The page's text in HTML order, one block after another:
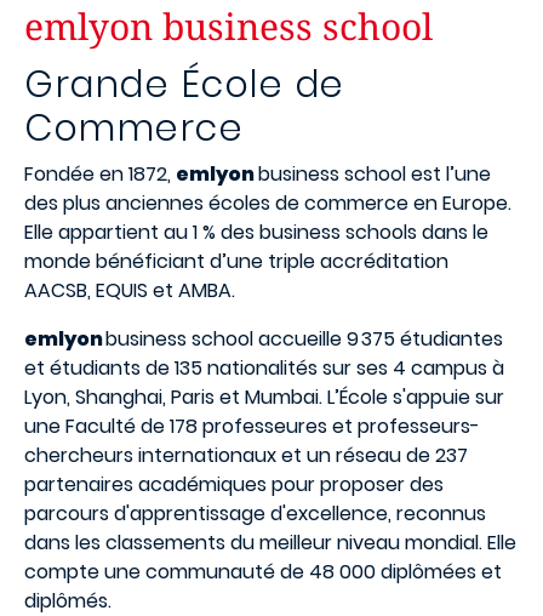
emlyon business school
Grande École de
Commerce
Fondée en 1872, emlyonbusiness school est l’une
des plus anciennes écoles de commerce en Europe.
Elle appartient au 1 % des business schools dans le
monde bénéficiant d’une triple accréditation
AACSB, EQUIS et AMBA.
emlyonbusiness school accueille 9 375 étudiantes
et étudiants de 135 nationalités sur ses 4 campus à
Lyon, Shanghai, Paris et Mumbai. L’École s'appuie sur
une Faculté de 178 professeures et professeurs-
chercheurs internationaux et un réseau de 237
partenaires académiques pour proposer des
parcours d'apprentissage d'excellence, reconnus
dans les classements du meilleur niveau mondial. Elle
compte une communauté de 48 000 diplômées et
diplômés.